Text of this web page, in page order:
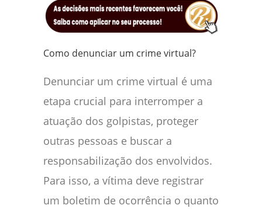
Como denunciar um crime virtual?
Denunciar um crime virtual é uma
etapa crucial para interromper a
atuação dos golpistas, proteger
outras pessoas e buscar a
responsabilização dos envolvidos.
Para isso, a vítima deve registrar
um boletim de ocorrência o quanto